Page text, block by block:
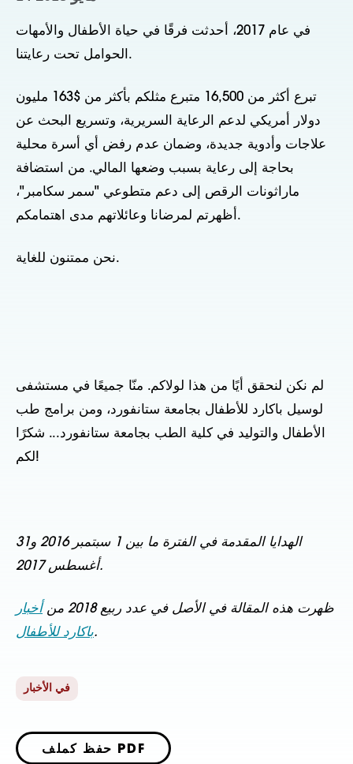
في عام 2017، أحدثت فرقًا في حياة الأطفال والأمهات
الحوامل تحت رعايتنا.
تبرع أكثر من 16,500 متبرع مثلكم بأكثر من $163 مليون
دولار أمريكي لدعم الرعاية السريرية، وتسريع البحث عن
علاجات وأدوية جديدة، وضمان عدم رفض أي أسرة محلية
بحاجة إلى رعاية بسبب وضعها المالي. من استضافة
ماراثونات الرقص إلى دعم متطوعي "سمر سكامبر"،
أظهرتم لمرضانا وعائلاتهم مدى اهتمامكم.
نحن ممتنون للغاية.
لم نكن لنحقق أيًا من هذا لولاكم. منّا جميعًا في مستشفى
لوسيل باكارد للأطفال بجامعة ستانفورد، ومن برامج طب
الأطفال والتوليد في كلية الطب بجامعة ستانفورد... شكرًا
لكم!
الهدايا المقدمة في الفترة ما بين 1 سبتمبر 2016 و31
أغسطس 2017.
ظهرت هذه المقالة في الأصل في عدد ربيع 2018 من
أخبار
باكارد للأطفال.
في الأخبار
حفظ كملف PDF